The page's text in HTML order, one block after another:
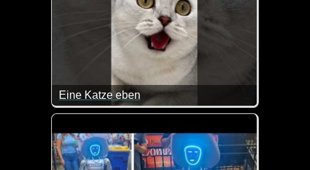
Eine Katze eben
Da gibt man Geld für ein tolles Geschenk für die